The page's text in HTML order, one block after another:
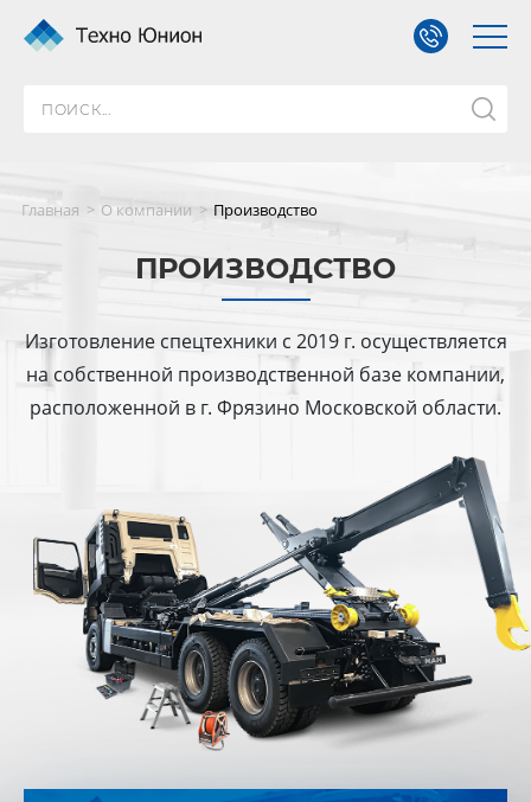
Главная О компании Производство
ПРОИЗВОДСТВО
Изготовление спецтехники с 2019 г. осуществляется
на собственной производственной базе компании,
расположенной в г. Фрязино Московской области.